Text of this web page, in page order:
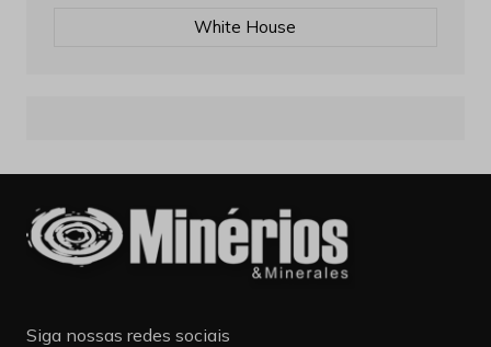
White House
Siga nossas redes sociais